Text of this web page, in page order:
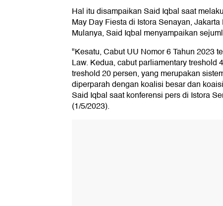
Hal itu disampaikan Said Iqbal saat
May Day Fiesta di Istora Senayan,
Mulanya, Said Iqbal menyampaikan
"Kesatu, Cabut UU Nomor 6 Tahun 2023
Law. Kedua, cabut parliamentary treshold
treshold 20 persen, yang merupakan
diperparah dengan koalisi besar dan
Said Iqbal saat konferensi pers di Istora
(1/5/2023).